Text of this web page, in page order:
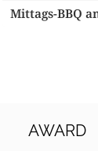
Mittags-BBQ
AWARD